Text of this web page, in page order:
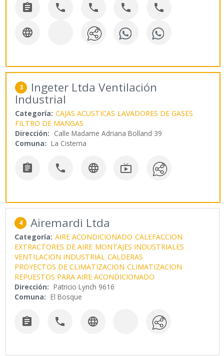
    

3 Ingeter Ltda Ventilación
Industrial
Categoría: CAJAS ACUSTICAS LAVADORES DE GASES
FILTRO DE MANGAS
Dirección: Calle Madame Adriana Bolland 39
Comuna: La Cisterna
   
4 Airemardi Ltda
Categoría: AIRE ACONDICIONADO CALEFACCION
EXTRACTORES DE AIRE MONTAJES INDUSTRIALES
VENTILACION INDUSTRIAL CALDERAS
PROYECTOS DE CLIMATIZACION CLIMATIZACION
REPUESTOS PARA AIRE ACONDICIONADO
Dirección: Patricio Lynch 9616
Comuna: El Bosque
  